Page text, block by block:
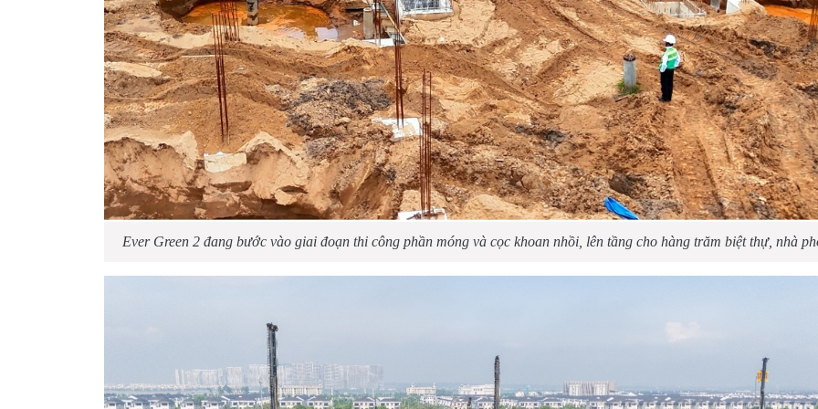
Ever Green 2 đang bước vào giai đoạn thi công phần móng và cọc khoan nhồi, lên tầng cho hàng trăm biệt thự, nhà